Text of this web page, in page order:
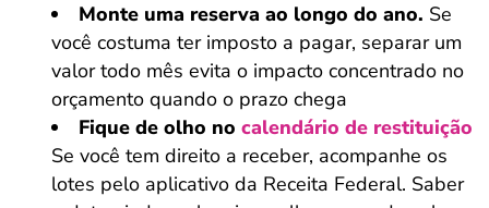
Monte uma reserva ao longo do ano. Se
você costuma ter imposto a pagar, separar um
valor todo mês evita o impacto concentrado no
orçamento quando o prazo chega
Fique de olho no calendário de restituição
Se você tem direito a receber, acompanhe os
lotes pelo aplicativo da Receita Federal. Saber